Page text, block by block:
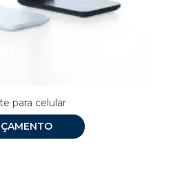
para celular